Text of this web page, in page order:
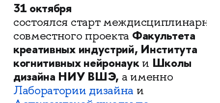
31 октября
состоялся старт
совместного проекта Факультета
креативных индустрий, Института
когнитивных нейронаук и Школы
дизайна НИУ ВШЭ, а именно
Лаборатории дизайна и